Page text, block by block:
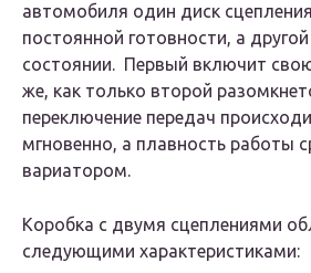
автомобиля один диск
постоянной готовности, а
состоянии. Первый включит
же, как только второй
переключение передач
мгновенно, а плавность работы
вариатором.
Коробка с двумя сцеплениями
следующими характеристиками: